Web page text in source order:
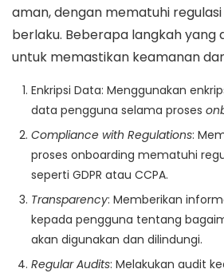
aman, dengan mematuhi
berlaku. Beberapa langkah yang
untuk memastikan keamanan
Enkripsi Data: Menggunakan
data pengguna selama proses
Compliance with Regulations:
proses onboarding mematuhi
seperti GDPR atau CCPA.
Transparency: Memberikan
kepada pengguna tentang
akan digunakan dan dilindungi.
Regular Audits: Melakukan audit